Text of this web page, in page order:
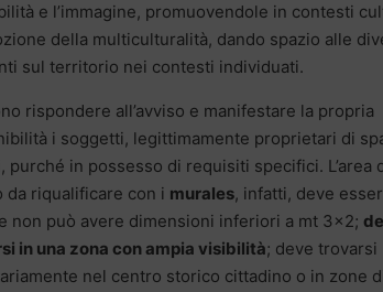
e l’immagine, promuovendole in contesti
della multiculturalità, dando spazio alle
sul territorio nei contesti individuati.
rispondere all’avviso e manifestare la propria
i soggetti, legittimamente proprietari di
purché in possesso di requisiti specifici. L’area
da riqualificare con i murales, infatti, deve
non può avere dimensioni inferiori a mt 3×2;
in una zona con ampia visibilità; deve trovarsi
nel centro storico cittadino o in zone